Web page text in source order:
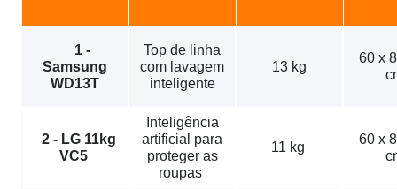
1 -
Samsung
WD13T
Top de linha
com lavagem
inteligente
13 kg
60 x
2 - LG 11kg
VC5
Inteligência
artificial para
proteger as
roupas
11 kg
60 x